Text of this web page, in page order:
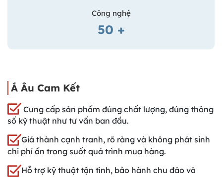
Công nghệ
50 +
Á Âu Cam Kết
Cung cấp sản phẩm đúng chất lượng, đúng thông
số kỹ thuật như tư vấn ban đầu.
Giá thành cạnh tranh, rõ ràng và không phát sinh
chi phí ẩn trong suốt quá trình mua hàng.
Hỗ trợ kỹ thuật tận tình, bảo hành chu đáo và